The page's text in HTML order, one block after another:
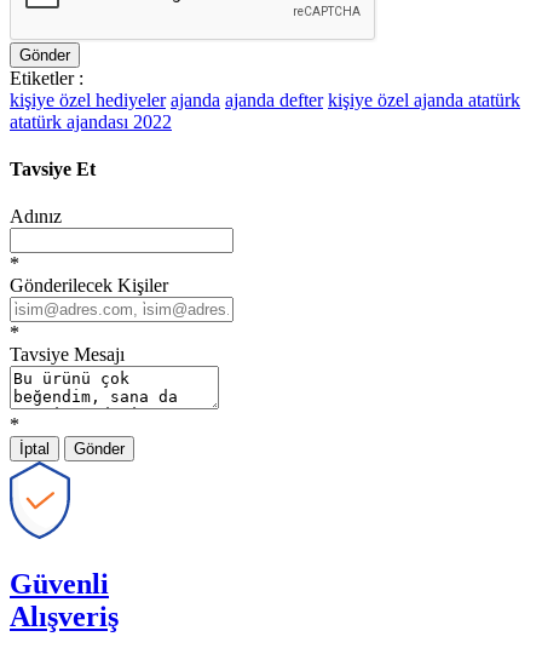
Gönder
Etiketler :
kişiye özel hediyeler ajanda ajanda defter kişiye özel ajanda atatürk
atatürk ajandası 2022
Tavsiye Et
Adınız
*
Gönderilecek Kişiler
*
Tavsiye Mesajı
*
İptal Gönder
Güvenli
Alışveriş